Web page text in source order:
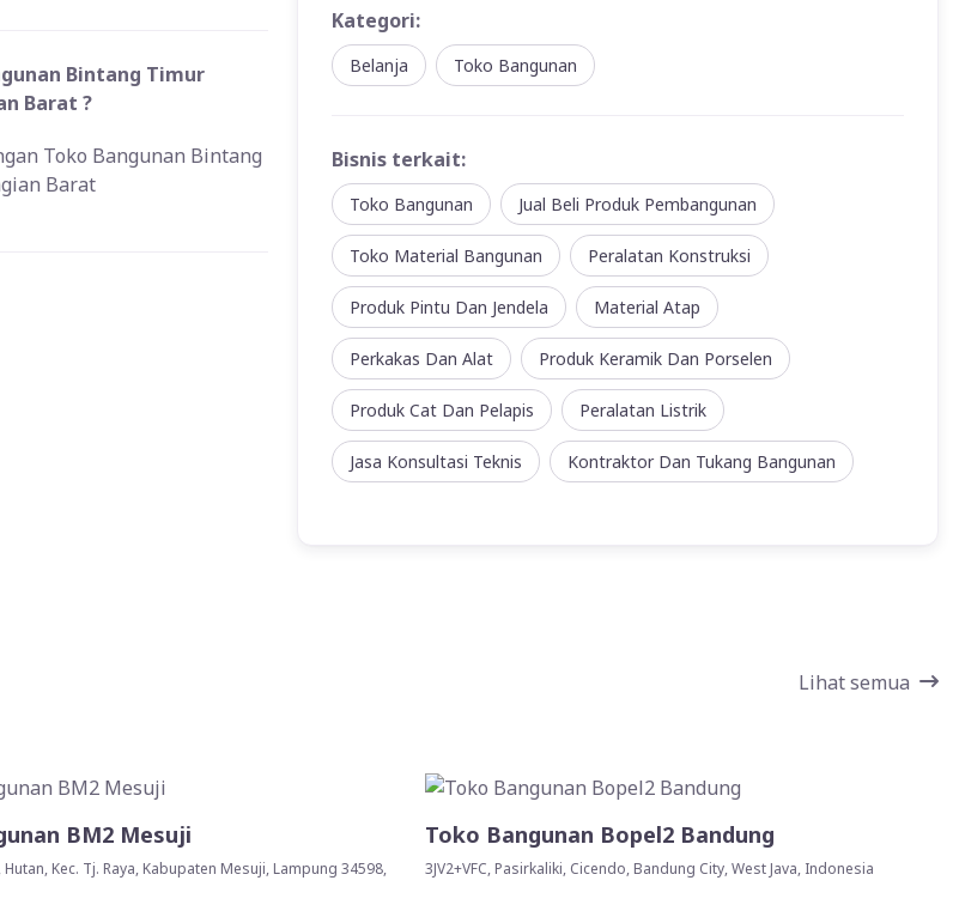
Kategori:
Belanja Toko Bangunan
Bisnis terkait:
Toko Bangunan Jual Beli Produk Pembangunan
Toko Material Bangunan Peralatan Konstruksi
Produk Pintu Dan Jendela Material Atap
Perkakas Dan Alat Produk Keramik Dan Porselen
Produk Cat Dan Pelapis Peralatan Listrik
Jasa Konsultasi Teknis Kontraktor Dan Tukang Bangunan
Bintang Timur
Barat ?
Toko Bangunan Bintang
Barat
Lihat semua
BM2 Mesuji
Kec. Tj. Raya, Kabupaten Mesuji, Lampung 34598,
Toko Bangunan Bopel2 Bandung
3JV2+VFC, Pasirkaliki, Cicendo, Bandung City, West Java, Indonesia